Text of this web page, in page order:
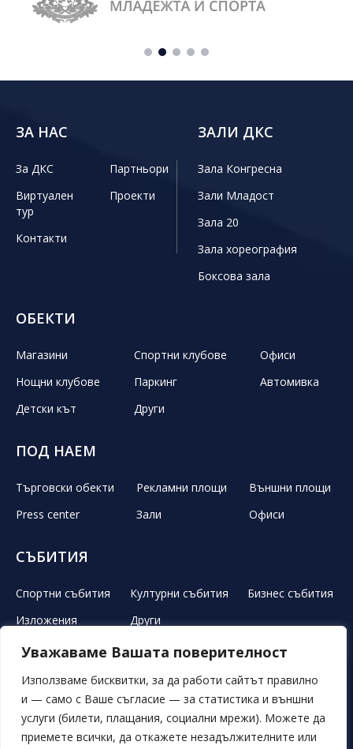
Уважаваме Вашата поверителност
Използваме бисквитки, за да работи сайтът правилно
и — само с Ваше съгласие — за статистика и външни
услуги (билети, плащания, социални мрежи). Можете да
приемете всички, да откажете незадължителните или
ЗА НАС
За ДКС
Партньори
Виртуален
тур
Проекти
Контакти
ЗАЛИ ДКС
Зала Конгресна
Зали Младост
Зала 20
Зала хореография
Боксова зала
ОБЕКТИ
Магазини Спортни клубове
Офиси
Нощни клубове
Паркинг
Автомивка
Детски кът
Други
ПОД НАЕМ
Търговски обекти Рекламни площи
Външни площи
Press center
Зали Офиси
СЪБИТИЯ
Спортни събития Културни събития
Бизнес събития
Изложения
Други
ЛЕТЕН ТЕАТЪР РЕКЛАМА НОВИНИ ГАЛЕРИЯ
СВОБОДНИ ПОЗИЦИИ ОБЯВИ ПОРЪЧКИ
ОБЩИ УСЛОВИЯ ЛИЧНИ ДАННИ БИСКВИТКИ